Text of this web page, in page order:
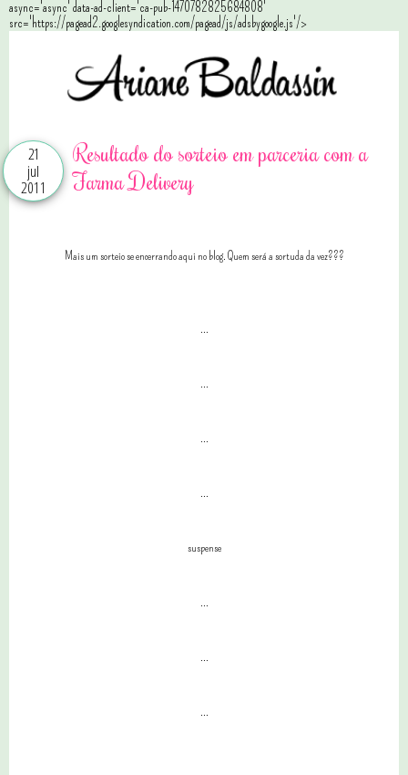
async='async' data-ad-client='ca-pub-1470782825684808'
src='https://pagead2.googlesyndication.com/pagead/js/adsbygoogle.js'/>
21
jul
2011
Resultado do sorteio em parceria com a
Farma Delivery
Mais um sorteio se encerrando aqui no blog. Quem será a sortuda da vez???
...
...
...
...
suspense
...
...
...